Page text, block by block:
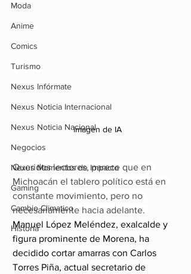
Moda
Anime
Comics
Turismo
Nexus Infórmate
Nexus Noticia Internacional
Nexus Noticia Nacional
Negocios
Nexus Momentos de Impacto
Gaming
Cambio Climatico
Historia
imagen de IA
Queridos lectores, parece que en
Michoacán el tablero político está en
constante movimiento, pero no
necesariamente hacia adelante.
Manuel López Meléndez, exalcalde y
figura prominente de Morena, ha
decidido cortar amarras con Carlos
Torres Piña, actual secretario de